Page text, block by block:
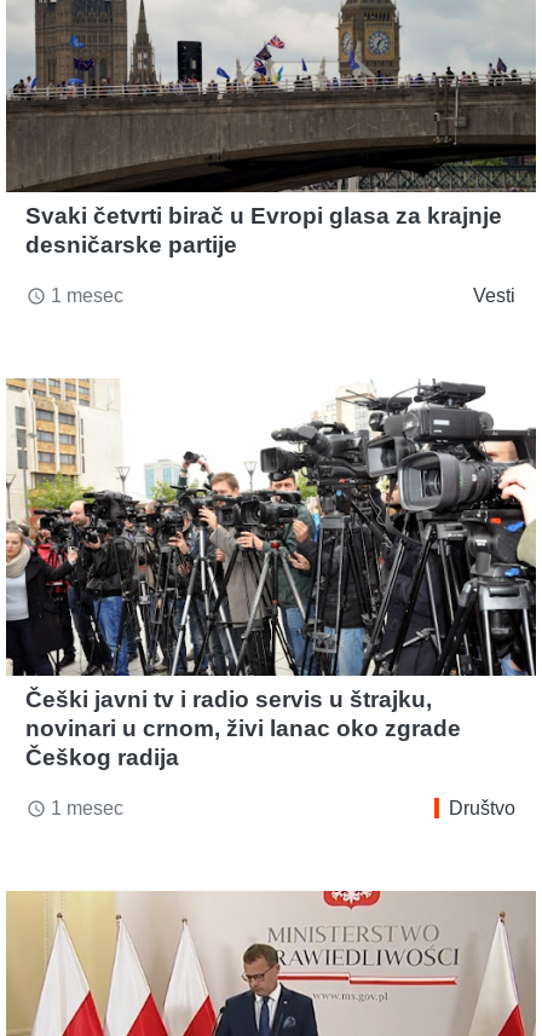
Svaki četvrti birač u Evropi glasa za krajnje
desničarske partije
access_time 1 mesec Vesti
Češki javni tv i radio servis u štrajku,
novinari u crnom, živi lanac oko zgrade
Češkog radija
access_time 1 mesec Društvo